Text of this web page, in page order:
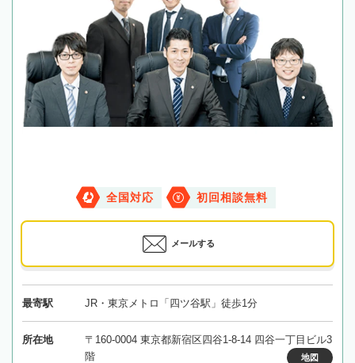
全国対応 初回相談無料
メールする
最寄駅 JR・東京メトロ「四ツ谷駅」徒歩1分
所在地
〒160-0004 東京都新宿区四谷1-8-14 四谷一丁目ビル3
階
地図